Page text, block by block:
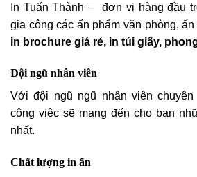
In Tuấn Thành – đơn vị hàng đầu
gia công các ấn phẩm văn phòng,
in brochure giá rẻ, in túi giấy,
Đội ngũ nhân viên
Với đội ngũ ngũ nhân viên
công việc sẽ mang đến cho bạn
nhất.
Chất lượng in ấn